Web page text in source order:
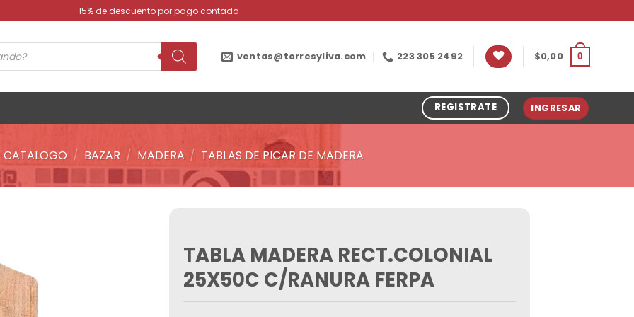
15% de descuento por pago contado
ventas@torresyliva.com 223 305 2492 $0,00 0
REGISTRATE INGRESAR
CATALOGO / BAZAR / MADERA / TABLAS DE PICAR DE MADERA
TABLA MADERA RECT.COLONIAL
25X50C C/RANURA FERPA